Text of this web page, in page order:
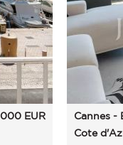
EUR
Cannes -
Cote